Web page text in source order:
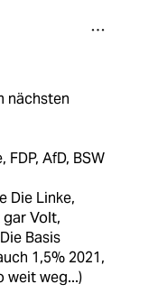
nächsten
FDP, AfD, BSW
Die Linke,
gar Volt,
Basis
1,5% 2021,
weit weg...)